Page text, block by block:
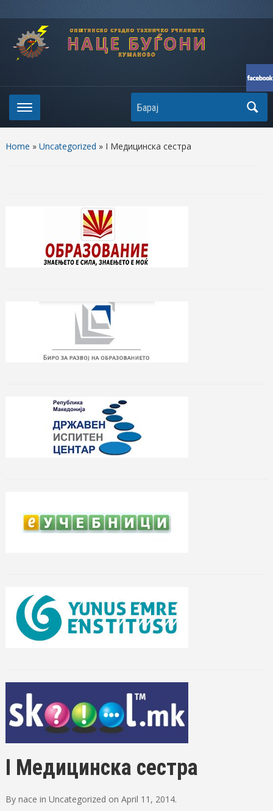
Search
Home » Uncategorized » I Медицинска сестра
I Медицинска сестра
By nace in Uncategorized on April 11, 2014.